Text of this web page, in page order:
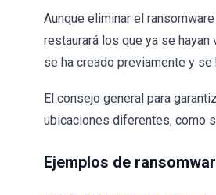
Aunque eliminar el
restaurará los que ya se
se ha creado previamente y se
El consejo general para
ubicaciones diferentes, como
Ejemplos de